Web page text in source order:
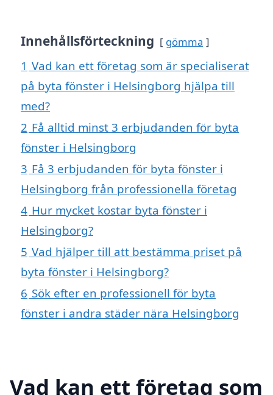
Innehållsförteckning gömma
1 Vad kan ett företag som är specialiserat
på byta fönster i Helsingborg hjälpa till
med?
2 Få alltid minst 3 erbjudanden för byta
fönster i Helsingborg
3 Få 3 erbjudanden för byta fönster i
Helsingborg från professionella företag
4 Hur mycket kostar byta fönster i
Helsingborg?
5 Vad hjälper till att bestämma priset på
byta fönster i Helsingborg?
6 Sök efter en professionell för byta
fönster i andra städer nära Helsingborg
Vad kan ett företag som